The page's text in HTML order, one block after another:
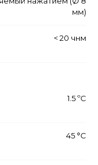
мм)
< 20 чнм
1.5 ºС
45 °С